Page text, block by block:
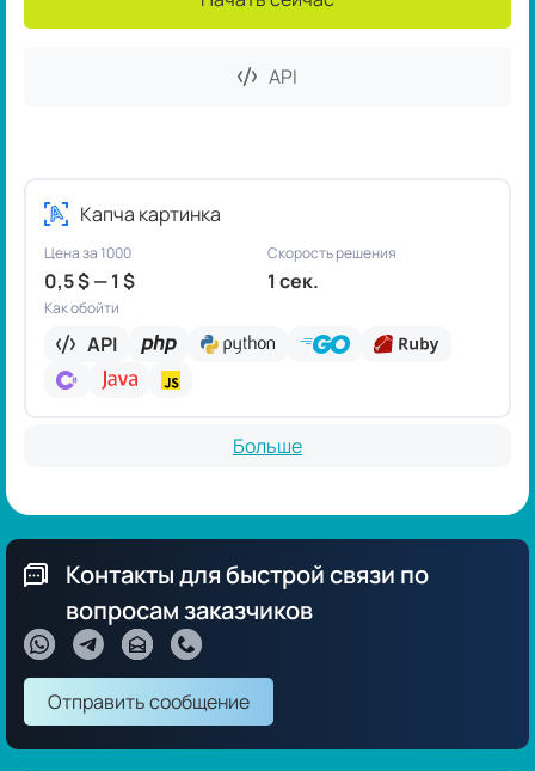
API
Капча картинка
Цена за 1000
0,5 $ — 1 $
Скорость решения
1 сек.
Как обойти
API
Больше
Контакты для быстрой связи по
вопросам заказчиков
Отправить сообщение